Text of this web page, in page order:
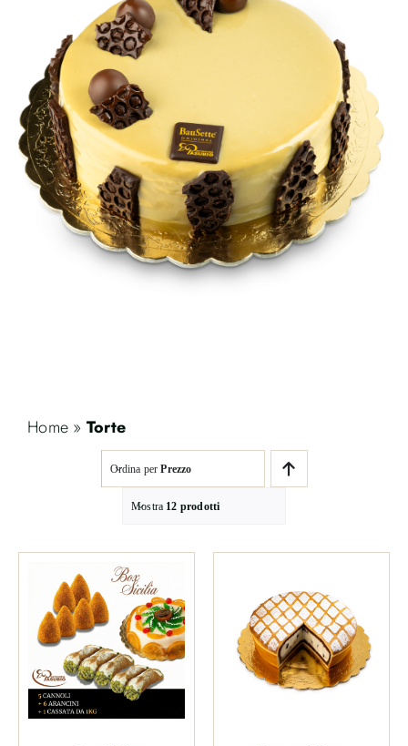
Contatti
Cerca
per:
Home » Torte
Ordina perPrezzo
Mostra 12 prodotti